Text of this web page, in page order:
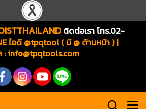
ติดต่อเรา โทร.02-
ไอดี @tpqtool ( มี @ ด้านหน้า ) |
:info@tpqtools.com